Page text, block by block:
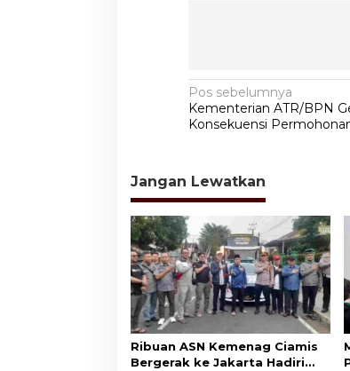
N
a
i
g
a
s
i
p
o
s
Pos sebelumnya
Kementerian ATR/BPN
Konsekuensi
Jangan Lewatkan
Ribuan ASN Kemenag Ciamis
Bergerak ke Jakarta Hadiri